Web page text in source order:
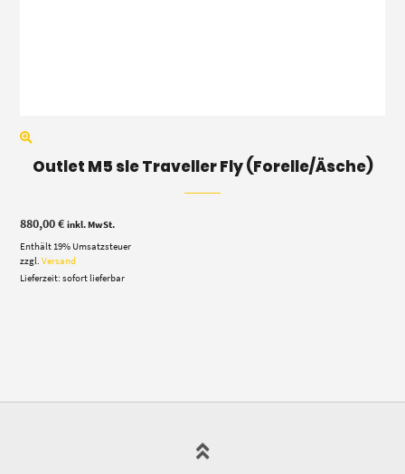
Outlet M5 sle Traveller Fly (Forelle/Äsche)
880,00€ inkl. MwSt.
Enthält 19% Umsatzsteuer
zzgl.Versand
Lieferzeit: sofort lieferbar